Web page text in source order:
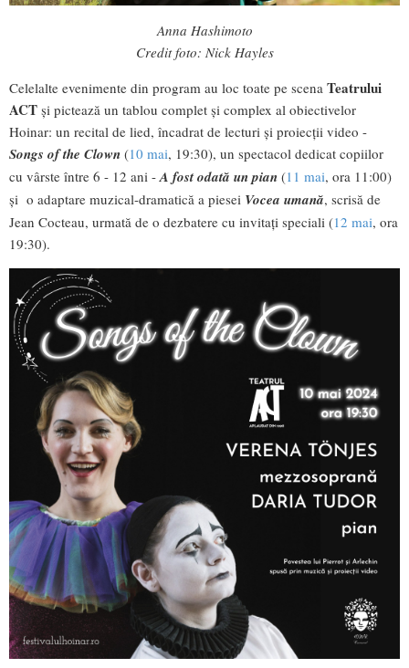
Anna Hashimoto
Credit foto: Nick Hayles
Celelalte evenimente din program au loc toate pe scena Teatrului
ACT și pictează un tablou complet și complex al obiectivelor
Hoinar: un recital de lied, încadrat de lecturi și proiecții video -
Songs of the Clown (10 mai, 19:30), un spectacol dedicat copiilor
cu vârste între 6 - 12 ani -A fost odată un pian (11 mai, ora 11:00)
și o adaptare muzical-dramatică a piesei Vocea umană, scrisă de
Jean Cocteau, urmată de o dezbatere cu invitați speciali (12 mai, ora
19:30).